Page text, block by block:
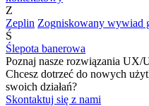
Z
Zeplin Zogniskowany wywiad
Ś
Ślepota banerowa
Poznaj nasze rozwiązania UX/
Chcesz dotrzeć do nowych
swoich działań?
Skontaktuj się z nami